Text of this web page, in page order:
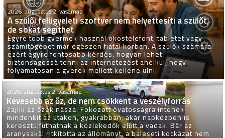
2026. augusztus 2. vasárnap
A szülői felügyeleti szoftver nem helyettesíti a szülőt,
de sokat segíthet
Egyre több gyermek használ okostelefont, tabletet vagy
számítógépet már egészen fiatal korban. A szülők számára
ezért egyre fontosabb kérdés, hogyan lehet
biztonságossá tenni az internetezést anélkül, hogy
folyamatosan a gyerek mellett kellene ülni.
2026. augusztus 2. vasárnap
Kevesebb az őz, de nem csökkent a veszélyforrás
Zajlik az őzek násza. Fokozott óvatosságra intenek
mindenkit az utakon, gyakrabban, akár napközben is
keresztülfuthatnak a közlekedők előtt a vadak. Bár az
aranysakál ritkította az állományt, a baleseti kockázat nem